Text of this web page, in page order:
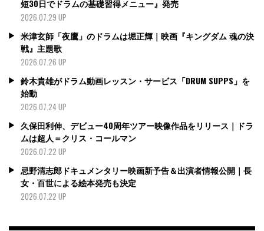
短30日でドラムの基礎習得メニュー』発売
2026.07.29 UP
米津玄師「夜鷹」のドラムは堀正輝｜映画『キングダム 魂の決
戦』主題歌
2026.07.26 UP
鈴木貴雄がドラム動画レッスン・サービス「DRUM SUPPS」を
始動
2026.07.24 UP
久保田利伸、デビュー40周年ツアー映像作品をリリース｜ドラ
ムは超人＝クリス・コールマン
2026.07.22 UP
忌野清志郎ドキュメンタリー映画新予告＆出演者情報公開｜長
女・百世による絵本発売も決定
2026.07.22 UP